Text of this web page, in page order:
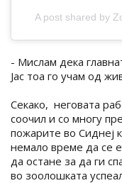
A post shared by
- Мислам дека
Јас тоа го учам од
Секако, неговата
соочил и со многу
пожарите во Сиднеј
немало време да се
да остане за да ги
во зоолошката